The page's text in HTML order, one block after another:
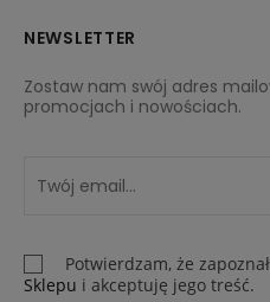
NEWSLETTER
Zostaw nam swój adres
promocjach i nowościach.
Potwierdzam, że
Sklepu i akceptuję jego treść.